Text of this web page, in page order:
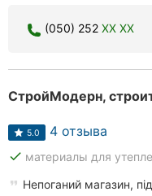
(050) 252 XX XX
СтройМодерн,
5.0 4 отзыва
done материалы для
Непоганий магазин,